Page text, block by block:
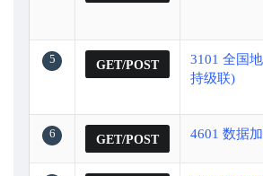
5 GET/POST
3101 全国
持级联)
6 GET/POST 4601 数据